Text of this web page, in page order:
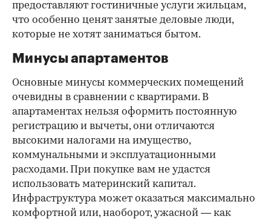
предоставляют гостиничные услуги жильцам,
что особенно ценят занятые деловые люди,
которые не хотят заниматься бытом.
Минусы апартаментов
Основные минусы коммерческих помещений
очевидны в сравнении с квартирами. В
апартаментах нельзя оформить постоянную
регистрацию и вычеты, они отличаются
высокими налогами на имущество,
коммунальными и эксплуатационными
расходами. При покупке вам не удастся
использовать материнский капитал.
Инфраструктура может оказаться максимально
комфортной или, наоборот, ужасной — как